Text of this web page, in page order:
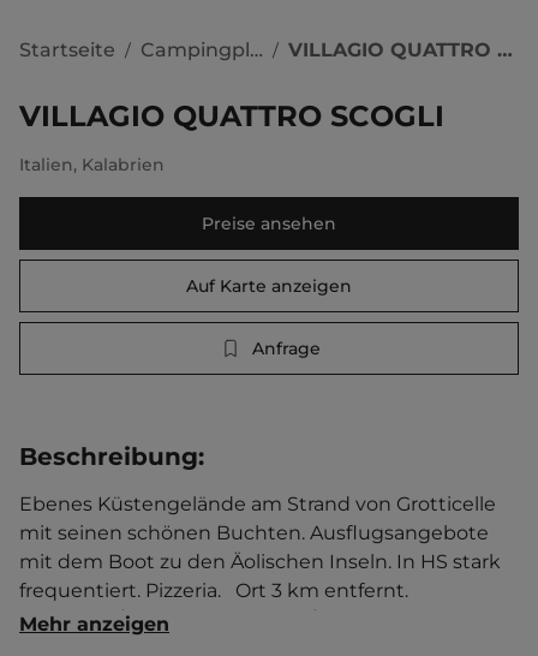
Startseite / Campingplätze / VILLAGIO QUATTRO SCOGLI
VILLAGIO QUATTRO SCOGLI
Italien, Kalabrien
Preise ansehen
Auf Karte anzeigen
Anfrage
Beschreibung:
Ebenes Küstengelände am Strand von Grotticelle
mit seinen schönen Buchten. Ausflugsangebote
mit dem Boot zu den Äolischen Inseln. In HS stark
frequentiert. Pizzeria.   Ort 3 km entfernt.
Touristen-/Dauerstellplätze 50/0.
Mehr anzeigen